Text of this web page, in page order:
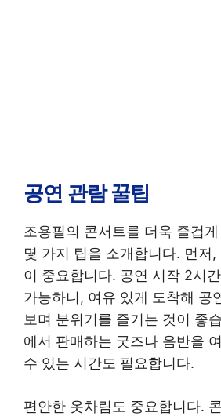
공연 관람 꿀팁
조용필의 콘서트를 더욱 즐겁
몇 가지 팁을 소개합니다. 먼저
이 중요합니다. 공연 시작 2시
가능하니, 여유 있게 도착해 공
보며 분위기를 즐기는 것이 좋
에서 판매하는 굿즈나 음반을
수 있는 시간도 필요합니다.
편안한 옷차림도 중요합니다.